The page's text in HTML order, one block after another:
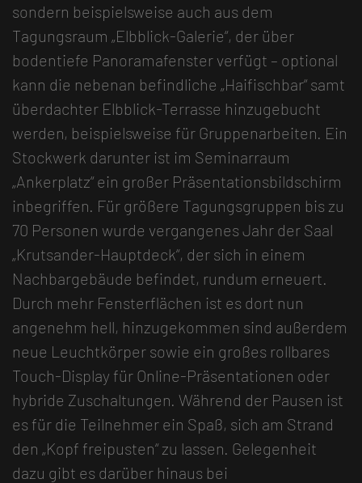
sondern beispielsweise auch aus dem
Tagungsraum „Elbblick-Galerie“, der über
bodentiefe Panoramafenster verfügt – optional
kann die nebenan befindliche „Haifischbar“ samt
überdachter Elbblick-Terrasse hinzugebucht
werden, beispielsweise für Gruppenarbeiten. Ein
Stockwerk darunter ist im Seminarraum
„Ankerplatz“ ein großer Präsentationsbildschirm
inbegriffen. Für größere Tagungsgruppen bis zu
70 Personen wurde vergangenes Jahr der Saal
„Krutsander-Hauptdeck“, der sich in einem
Nachbargebäude befindet, rundum erneuert.
Durch mehr Fensterflächen ist es dort nun
angenehm hell, hinzugekommen sind außerdem
neue Leuchtkörper sowie ein großes rollbares
Touch-Display für Online-Präsentationen oder
hybride Zuschaltungen. Während der Pausen ist
es für die Teilnehmer ein Spaß, sich am Strand
den „Kopf freipusten“ zu lassen. Gelegenheit
dazu gibt es darüber hinaus bei